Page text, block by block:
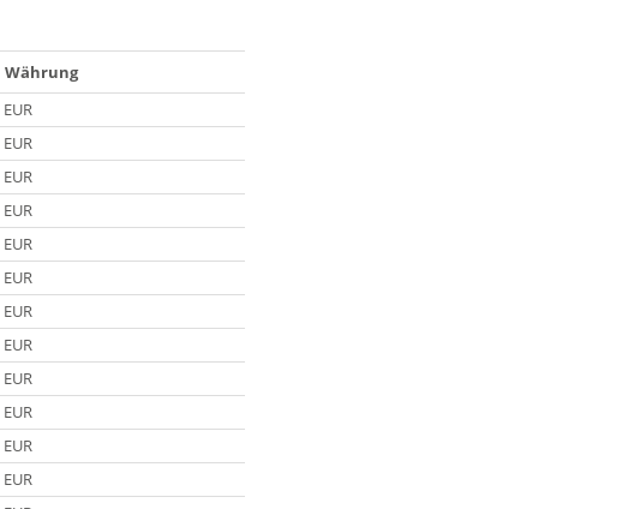
Währung
EUR
EUR
EUR
EUR
EUR
EUR
EUR
EUR
EUR
EUR
EUR
EUR